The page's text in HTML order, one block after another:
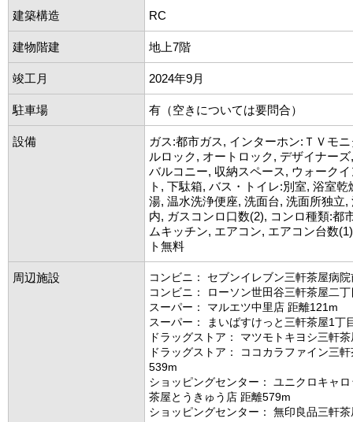
建築構造 RC
建物階建 地上7階
竣工月 2024年9月
駐車場 有（空きについては要問合）
設備
ガス:都市ガス, インターホン:ＴＶモ
ルロック, オートロック, デザイナー
バルコニー, 収納スペース, ウォーク
ト, 下駄箱, バス・トイレ:別室, 浴室
湯, 温水洗浄便座, 洗面台, 洗面所独立,
内, ガスコンロ口数(2), コンロ種類:都
ムキッチン, エアコン, エアコン台数
ト無料
周辺施設
コンビニ： セブンイレブン三軒茶屋病
コンビニ： ローソン世田谷三軒茶屋二
スーパー： マルエツ中里店 距離121m
スーパー： まいばすけっと三軒茶屋1丁
ドラッグストア： マツモトキヨシ三軒
ドラッグストア： ココカラファイン三
539m
ショッピングセンター： ユニクロキャ
茶屋とうきゅう店 距離579m
ショッピングセンター： 無印良品三軒